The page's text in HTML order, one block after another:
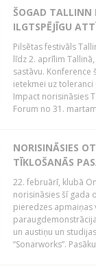
ŠOGAD TALLINN
ILGTSPĒJĪGU
Pilsētas festivāls
līdz 2. aprīlim
sastāvu.
ietekmei uz
Impact norisināsies
Forum no 31.
NORISINĀSIES
TĪKLOŠANĀS
22. februārī, klubā
norisināsies šī gada
pieredzes apmaiņas
un austiņu un
“Sonarworks”.